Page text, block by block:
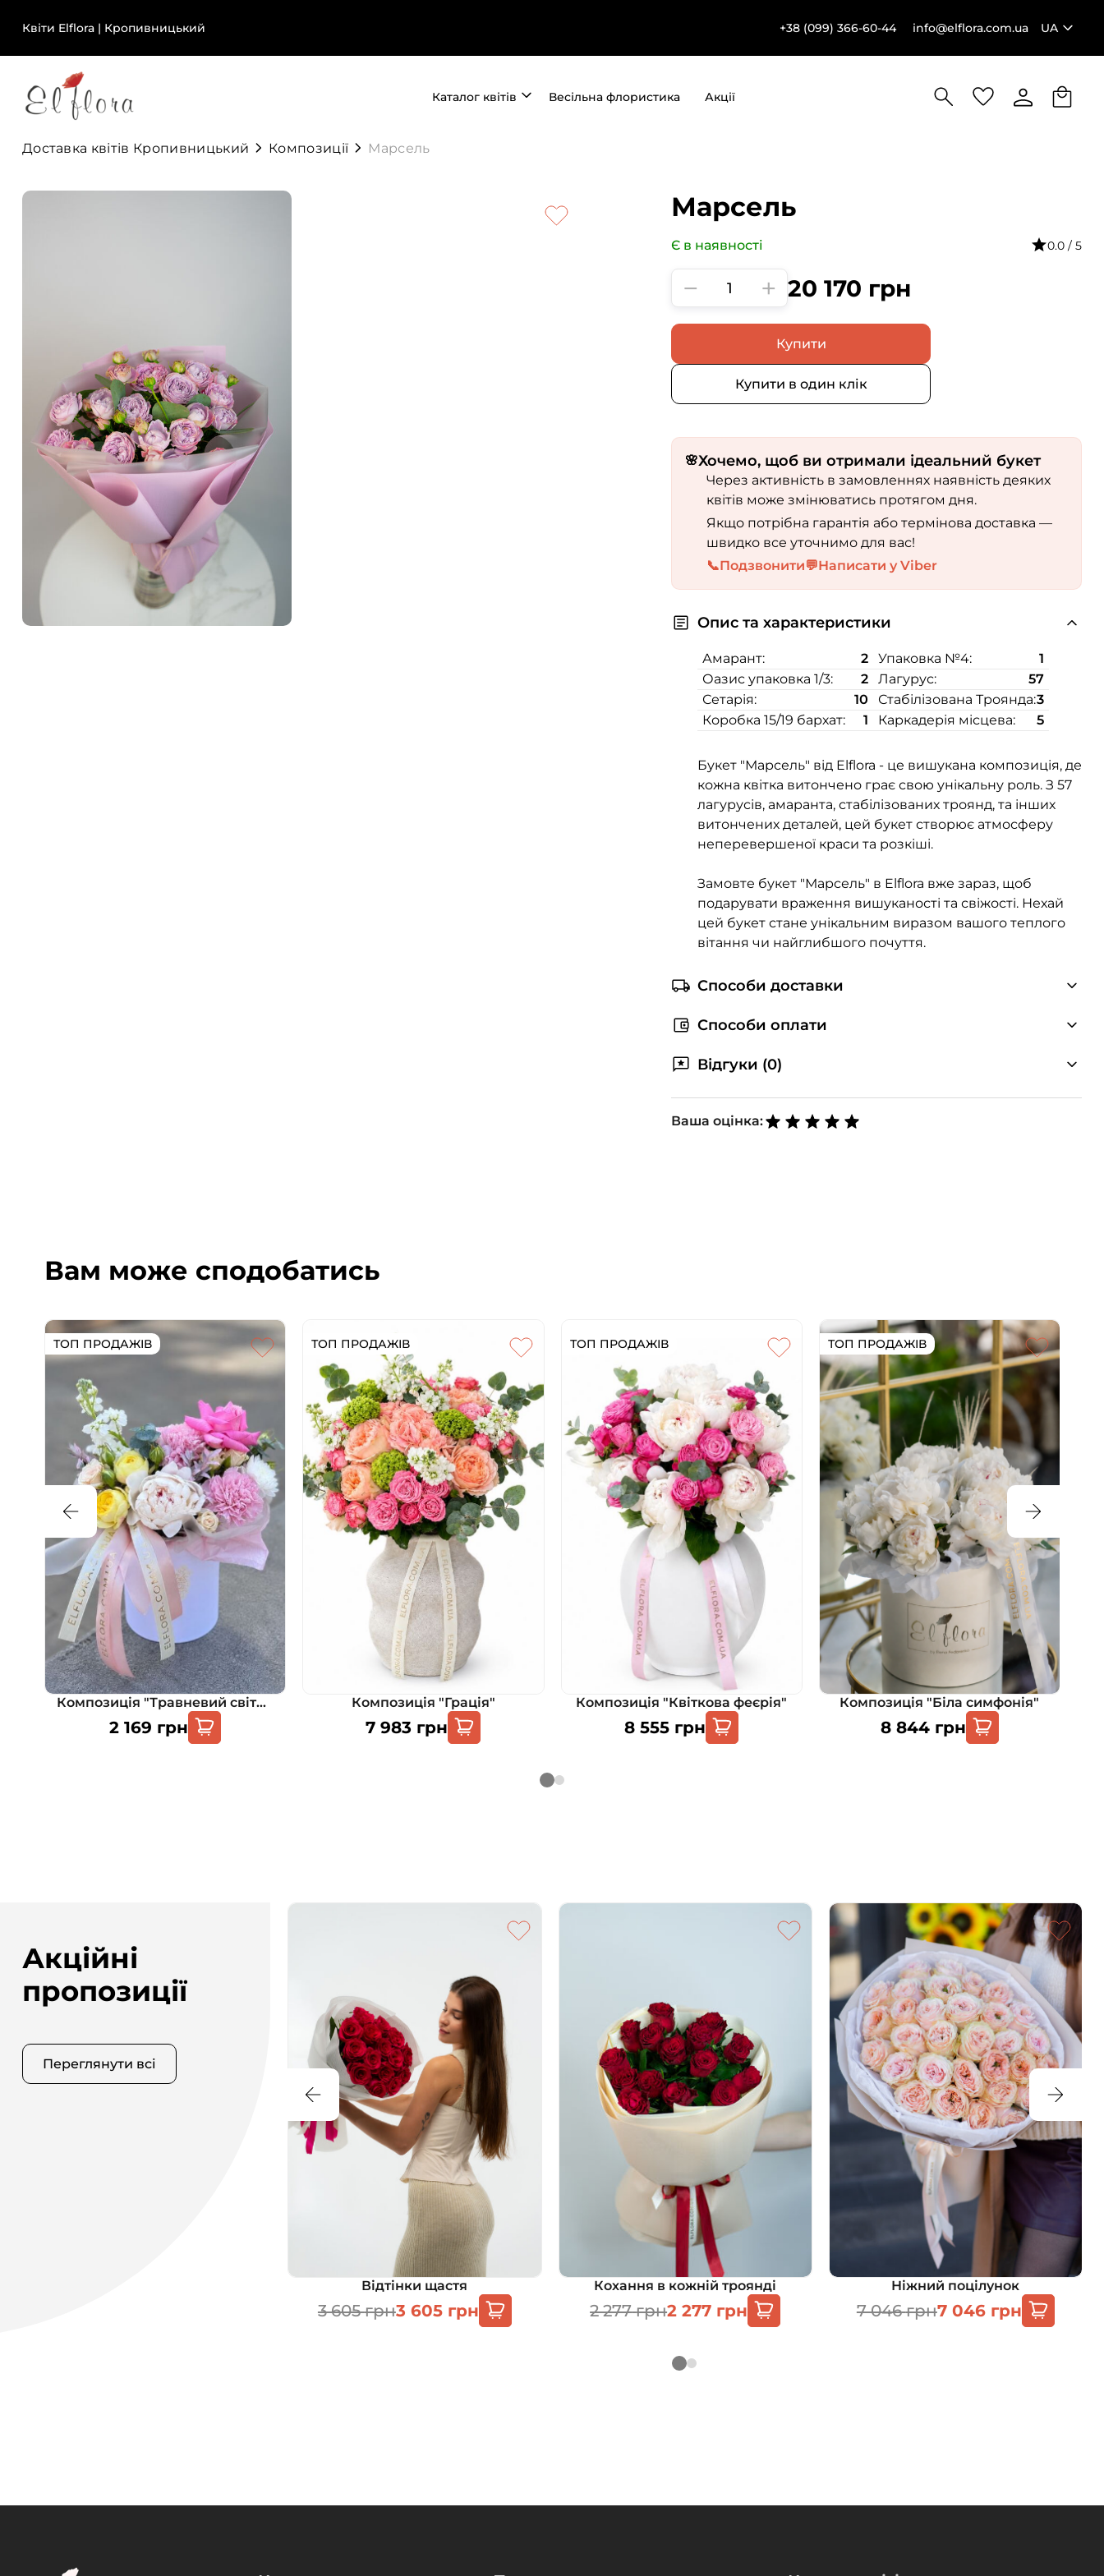
Квіти Elflora | Кропивницький +38 (099) 366-60-44 info@elflora.com.ua UA
Каталог квітів Весільна флористика Акції
Доставка квітів Кропивницький Композиції Марсель
Марсель
Є в наявності 0.0 / 5
− + 20 170 грн
Купити
Купити в один клік
🌸Хочемо, щоб ви отримали ідеальний букет
Через активність в замовленнях наявність деяких
квітів може змінюватись протягом дня.
Якщо потрібна гарантія або термінова доставка —
швидко все уточнимо для вас!
📞Подзвонити💬Написати у Viber
Опис та характеристики
Амарант: 2 Упаковка №4:
1
Оазис упаковка 1/3:
2 Лагурус:
57
Сетарія:
10 Стабілізована Троянда:3
Коробка 15/19 бархат:
1 Каркадерія місцева: 5
Букет "Марсель" від Elflora - це вишукана композиція, де
кожна квітка витончено грає свою унікальну роль. З 57
лагурусів, амаранта, стабілізованих троянд, та інших
витончених деталей, цей букет створює атмосферу
неперевершеної краси та розкіші.
Замовте букет "Марсель" в Elflora вже зараз, щоб
подарувати враження вишуканості та свіжості. Нехай
цей букет стане унікальним виразом вашого теплого
вітання чи найглибшого почуття.
Способи доставки
Способи оплати
Відгуки (0)
Ваша оцінка:
Вам може сподобатись
ТОП ПРОДАЖІВ
Композиція "Травневий світанок"
2 169 грн
ТОП ПРОДАЖІВ
Композиція "Грація"
7 983 грн
ТОП ПРОДАЖІВ
Композиція "Квіткова феєрія"
8 555 грн
ТОП ПРОДАЖІВ
Композиція "Біла симфонія"
8 844 грн
Акційні
пропозиції
Переглянути всі
Відтінки щастя
3 605 грн3 605 грн
Кохання в кожній троянді
2 277 грн2 277 грн
Ніжний поцілунок
7 046 грн7 046 грн